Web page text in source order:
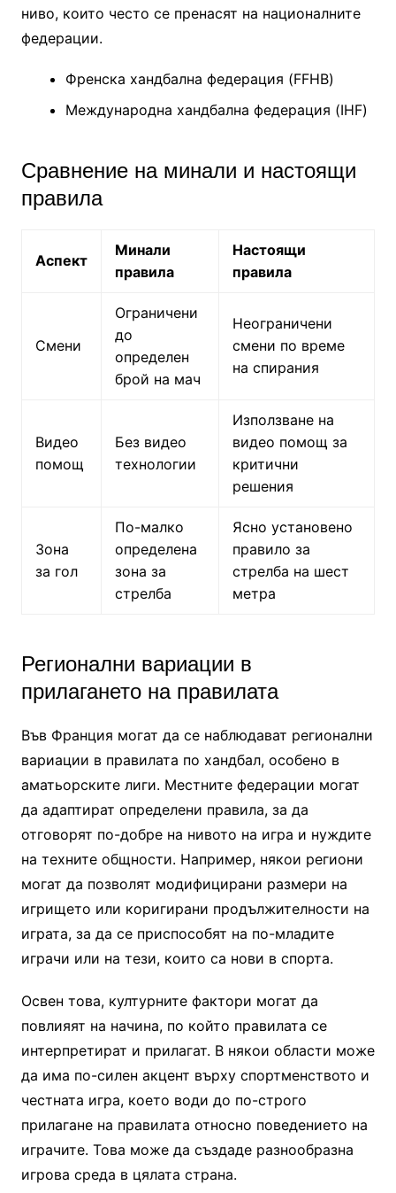
ниво, които често се пренасят на националните
федерации.
Френска хандбална федерация (FFHB)
Международна хандбална федерация (IHF)
Сравнение на минали и настоящи
правила
Аспект
Минали
правила
Настоящи
правила
Смени
Ограничени
до
определен
брой на мач
Неограничени
смени по време
на спирания
Видео
помощ
Без видео
технологии
Използване на
видео помощ за
критични
решения
Зона
за гол
По-малко
определена
зона за
стрелба
Ясно установено
правило за
стрелба на шест
метра
Регионални вариации в
прилагането на правилата
Във Франция могат да се наблюдават регионални
вариации в правилата по хандбал, особено в
аматьорските лиги. Местните федерации могат
да адаптират определени правила, за да
отговорят по-добре на нивото на игра и нуждите
на техните общности. Например, някои региони
могат да позволят модифицирани размери на
игрището или коригирани продължителности на
играта, за да се приспособят на по-младите
играчи или на тези, които са нови в спорта.
Освен това, културните фактори могат да
повлияят на начина, по който правилата се
интерпретират и прилагат. В някои области може
да има по-силен акцент върху спортменството и
честната игра, което води до по-строго
прилагане на правилата относно поведението на
играчите. Това може да създаде разнообразна
игрова среда в цялата страна.